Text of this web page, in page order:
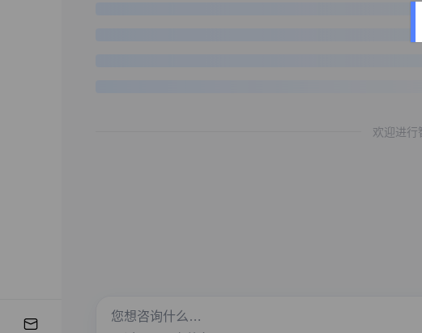
欢迎进行